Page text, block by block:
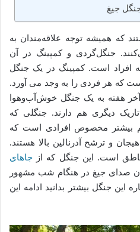
جیغ
که همیشه توجه علاقه‌مندان به
جنگل‌گردی و کمپینگ در آن
افراد است. کمپینگ در یک جنگل
که هر فردی را به وجد می آورد.
هفته به یک جنگل خوش‌آب‌وهوا
دیگری هم دارند. جنگلی که
بیشتر مخصوص افرادی است که
و ترشح آدرنالین بالا هستند.
است. این جنگل که از جاهای
صدای جیغ در هنگام شب مشهور
این جنگل بیشتر بدانید ادامه این